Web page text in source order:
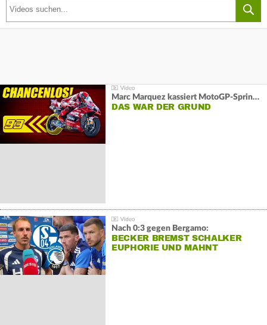
Marc Marquez kassiert MotoGP-Sprint-Schlappe:
DAS WAR DER GRUND
Nach 0:3 gegen Bergamo:
BECKER BREMST SCHALKER
EUPHORIE UND MAHNT